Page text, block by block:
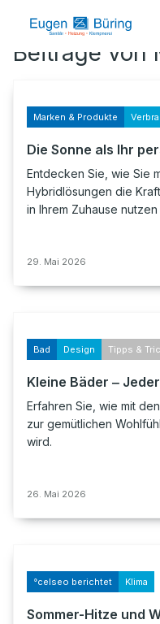
Beiträge von
Marken & Produkte
Die Sonne als Ihr
Entdecken Sie, wie Sie
Hybridlösungen die
in Ihrem Zuhause
29. Mai 2026
Bad Design Tipps &
Kleine Bäder ‒
Erfahren Sie, wie mit
zur gemütlichen
wird.
26. Mai 2026
°celseo berichtet Klima
Sommer-Hitze und